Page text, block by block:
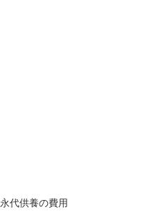
永代供養の費用